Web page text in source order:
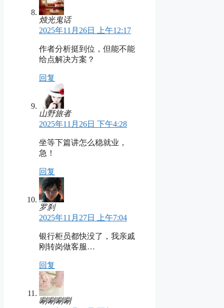
烛光鬼话
2025年11月26日 上午12:17
作者分析挺到位，但能不能
给点解决方案？
回复
山野旅者
2025年11月26日 下午4:28
坐等下篇讲怎么稳就业，
急！
回复
罗刹
2025年11月27日 上午7:04
银行柜员都快没了，我亲戚
刚转岗做客服…
回复
唰唰唰唰